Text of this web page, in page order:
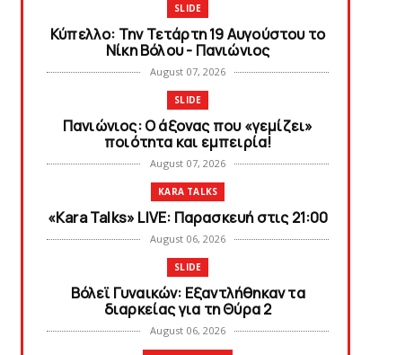
SLIDE
Κύπελλο: Την Τετάρτη 19 Αυγούστου το
Νίκη Βόλου - Πανιώνιος
August 07, 2026
SLIDE
Πανιώνιος: O άξονας που «γεμίζει»
ποιότητα και εμπειρία!
August 07, 2026
KARA TALKS
«Kara Talks» LIVE: Παρασκευή στις 21:00
August 06, 2026
SLIDE
Bόλεϊ Γυναικών: Εξαντλήθηκαν τα
διαρκείας για τη Θύρα 2
August 06, 2026